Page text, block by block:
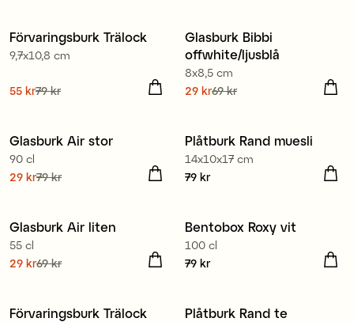
Kampanj 30%
Förvaringsburk Trälock
9,7x10,8 cm
Nuvarande pris
55 kr79 kr
Sale
Glasburk Bibbi
offwhite/ljusblå
8x8,5 cm
Nuvarande pris
29 kr69 kr
Sale
Glasburk Air stor
90 cl
Nuvarande pris
29 kr79 kr
Plåtburk Rand muesli
14x10x17 cm
Pris:
79 kr
Sale
Glasburk Air liten
55 cl
Nuvarande pris
29 kr69 kr
Bentobox Roxy vit
100 cl
Pris:
79 kr
Kampanj 30%
Förvaringsburk Trälock Plåtburk Rand te